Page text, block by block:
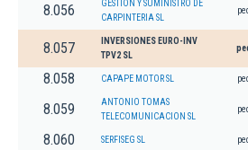
8.056
GESTION Y SUMINISTRO DE
CARPINTERIA SL
8.057
INVERSIONES EURO-INV
TPV2 SL
8.058 CAPAPE MOTOR SL
8.059
ANTONIO TOMAS
TELECOMUNICACION SL
8.060 SERFISEG SL